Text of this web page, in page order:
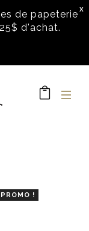
X
de papeterie
d'achat.
PROMO !